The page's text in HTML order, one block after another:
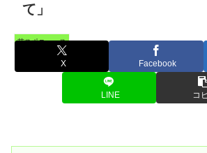
て」
芸スポニュース
X Facebook
LINE コ